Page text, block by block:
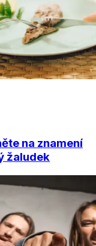
na znamení
žaludek